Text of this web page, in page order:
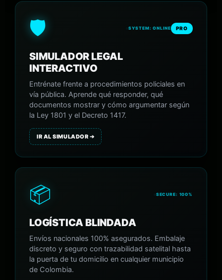
🛡️ SYSTEM: ONLINE PRO
SIMULADOR LEGAL
INTERACTIVO
Entrénate frente a procedimientos policiales en
vía pública. Aprende qué responder, qué
documentos mostrar y cómo argumentar según
la Ley 1801 y el Decreto 1417.
IR AL SIMULADOR ➔
📦 SECURE: 100%
LOGÍSTICA BLINDADA
Envíos nacionales 100% asegurados. Embalaje
discreto y seguro con trazabilidad satelital hasta
la puerta de tu domicilio en cualquier municipio
de Colombia.